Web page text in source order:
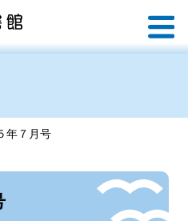
年７月号